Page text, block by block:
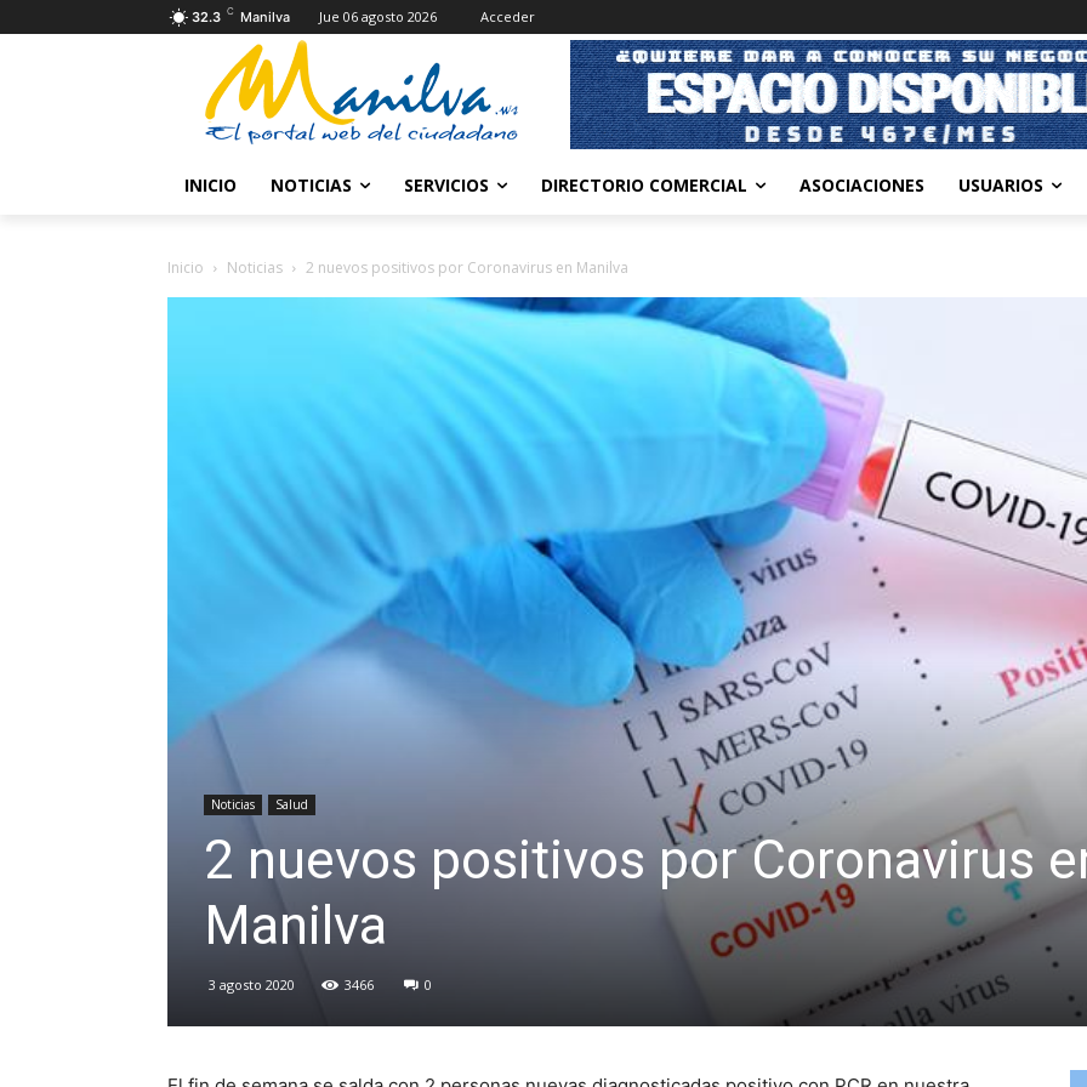
32.3 C Manilva Jue 06 agosto 2026 Acceder
INICIO NOTICIAS SERVICIOS DIRECTORIO COMERCIAL ASOCIACIONES USUARIOS
Inicio Noticias 2 nuevos positivos por Coronavirus en Manilva
Noticias Salud
2 nuevos positivos por Coronavirus
Manilva
3 agosto 2020 3466 0